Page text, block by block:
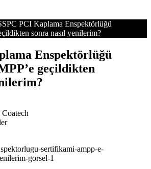
PCI Kaplama Enspektörlüğü
sonra nasıl yenilerim?
Enspektörlüğü
geçildikten
Coatech